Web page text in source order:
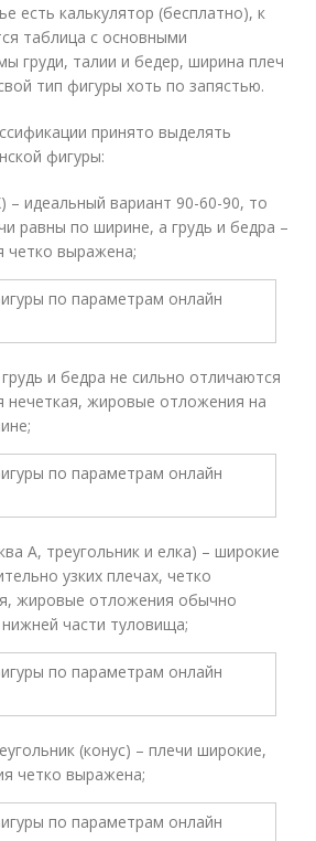
есть калькулятор (бесплатно), к
таблица с основными
груди, талии и бедер, ширина плеч
тип фигуры хоть по запястью.
принято выделять
фигуры:
– идеальный вариант 90-60-90, то
равны по ширине, а грудь и бедра –
четко выражена;
и бедра не сильно отличаются
нечеткая, жировые отложения на
А, треугольник и елка) – широкие
узких плечах, четко
жировые отложения обычно
части туловища;
(конус) – плечи широкие,
четко выражена;